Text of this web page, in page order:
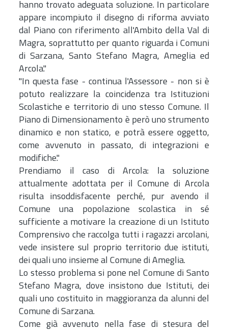
hanno trovato adeguata soluzione. In particolare
appare incompiuto il disegno di riforma avviato
dal Piano con riferimento all'Ambito della Val di
Magra, soprattutto per quanto riguarda i Comuni
di Sarzana, Santo Stefano Magra, Ameglia ed
Arcola."
"In questa fase - continua l'Assessore - non si è
potuto realizzare la coincidenza tra Istituzioni
Scolastiche e territorio di uno stesso Comune. Il
Piano di Dimensionamento è però uno strumento
dinamico e non statico, e potrà essere oggetto,
come avvenuto in passato, di integrazioni e
modifiche."
Prendiamo il caso di Arcola: la soluzione
attualmente adottata per il Comune di Arcola
risulta insoddisfacente perché, pur avendo il
Comune una popolazione scolastica in sé
sufficiente a motivare la creazione di un Istituto
Comprensivo che raccolga tutti i ragazzi arcolani,
vede insistere sul proprio territorio due istituti,
dei quali uno insieme al Comune di Ameglia.
Lo stesso problema si pone nel Comune di Santo
Stefano Magra, dove insistono due Istituti, dei
quali uno costituito in maggioranza da alunni del
Comune di Sarzana.
Come già avvenuto nella fase di stesura del